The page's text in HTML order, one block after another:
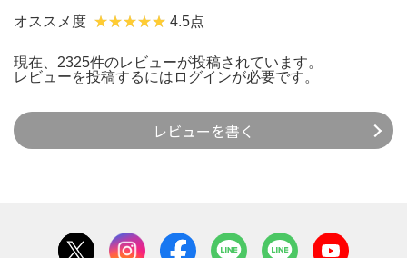
オススメ度 4.5点
現在、2325件のレビューが投稿されています。
レビューを投稿するには ログインが必要です。
レビューを書く